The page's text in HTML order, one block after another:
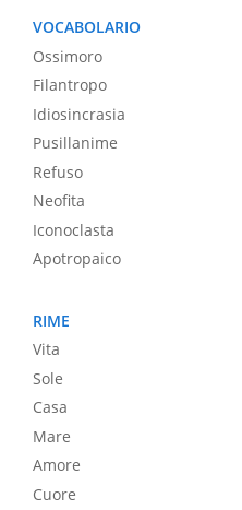
VOCABOLARIO
Ossimoro
Filantropo
Idiosincrasia
Pusillanime
Refuso
Neofita
Iconoclasta
Apotropaico
RIME
Vita
Sole
Casa
Mare
Amore
Cuore